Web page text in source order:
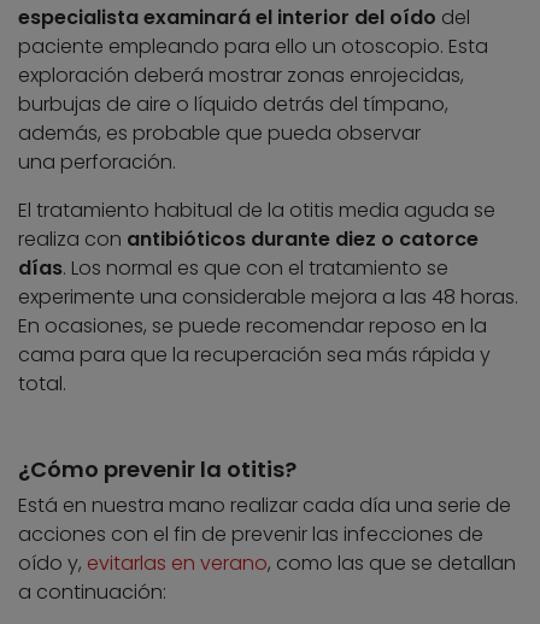
especialista examinará el interior del oído del
paciente empleando para ello un otoscopio. Esta
exploración deberá mostrar zonas enrojecidas,
burbujas de aire o líquido detrás del tímpano,
además, es probable que pueda observar
una perforación.
El tratamiento habitual de la otitis media aguda se
realiza con antibióticos durante diez o catorce
días. Los normal es que con el tratamiento se
experimente una considerable mejora a las 48 horas.
En ocasiones, se puede recomendar reposo en la
cama para que la recuperación sea más rápida y
total.
¿Cómo prevenir la otitis?
Está en nuestra mano realizar cada día una serie de
acciones con el fin de prevenir las infecciones de
oído y, evitarlas en verano, como las que se detallan
a continuación: